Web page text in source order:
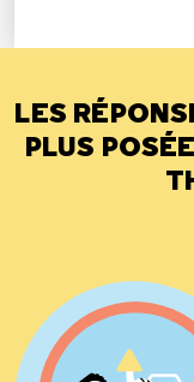
LES
PLUS